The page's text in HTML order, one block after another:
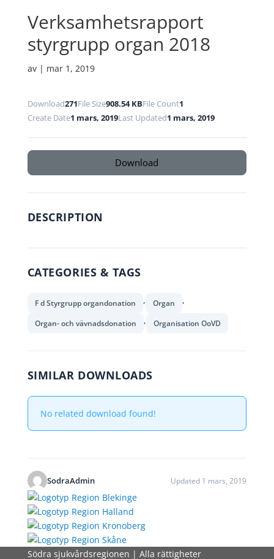
Verksamhetsrapport
styrgrupp organ 2018
av | mar 1, 2019
Download271File Size908.54 KBFile Count1
Create Date1 mars, 2019Last Updated1 mars, 2019
Download
DESCRIPTION
CATEGORIES & TAGS
F d Styrgrupp organdonation , Organ ,
Organ- och vävnadsdonation , Organisation OoVD
SIMILAR DOWNLOADS
No related download found!
SodraAdmin Updated 1 mars, 2019
Södra sjukvårdsregionen | Alla rättigheter